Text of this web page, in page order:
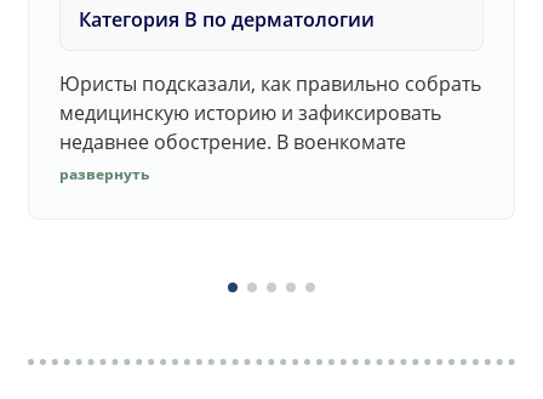
Категория В по дерматологии
Юристы подсказали, как правильно собрать
медицинскую историю и зафиксировать
недавнее обострение. В военкомате
дерматолог принял документы без споров.
развернуть